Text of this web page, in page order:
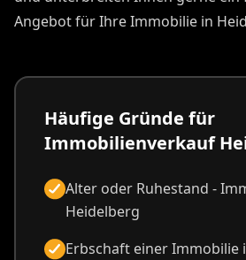
Angebot für Ihre Immobilie in
Häufige Gründe für
Immobilienverkauf
Alter oder Ruhestand -
Heidelberg
Erbschaft einer Immobilie